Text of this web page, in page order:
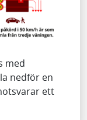
med
nedför en
ett